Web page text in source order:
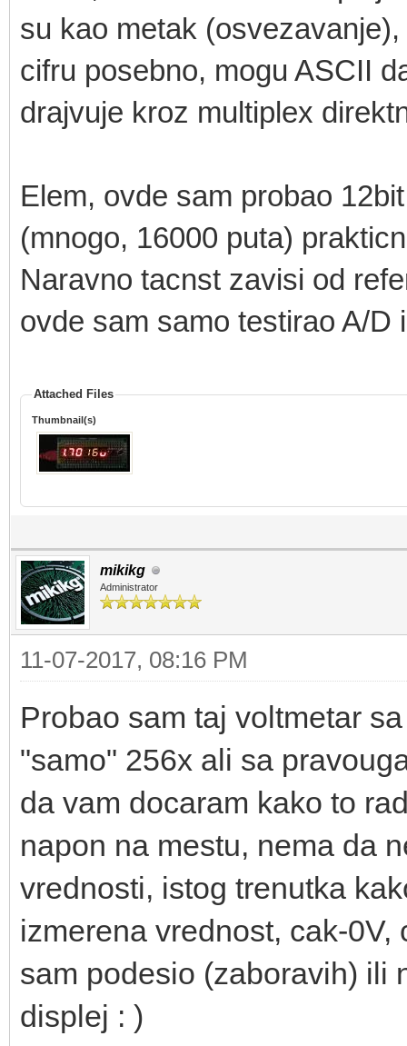
su kao metak
cifru posebno, mogu ASCII
drajvuje kroz multiplex
Elem, ovde sam probao
(mnogo, 16000 puta)
Naravno tacnst zavisi od
ovde sam samo testirao A/D
Attached Files
Thumbnail(s)
mikikg
Administrator
11-07-2017, 08:16 PM
Probao sam taj voltmetar
"samo" 256x ali sa
da vam docaram kako to
napon na mestu, nema da
vrednosti, istog trenutka
izmerena vrednost, cak-
sam podesio (zaboravih) ili
displej : )